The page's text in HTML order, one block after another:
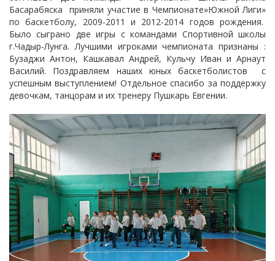
Басарабяска приняли участие в Чемпионате»Южной Лиги»
по баскетболу, 2009-2011 и 2012-2014 годов рождения.
Было сыграно две игры с командами Спортивной школы
г.Чадыр-Лунга. Лучшими игроками чемпионата признаны :
Бузаджи Антон, Кашкавал Андрей, Кульчу Иван и Арнаут
Василий. Поздравляем наших юных баскетболистов с
успешным выступлением! Отдельное спасибо за поддержку
девочкам, танцорам и их тренеру Пушкарь Евгении.